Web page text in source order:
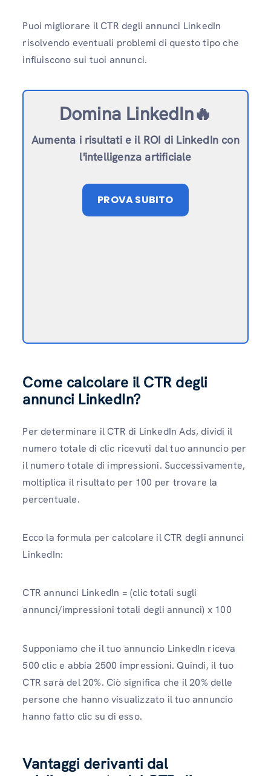
Puoi migliorare il CTR degli annunci LinkedIn
risolvendo eventuali problemi di questo tipo che
influiscono sui tuoi annunci.
Domina LinkedIn🔥
Aumenta i risultati e il ROI di LinkedIn con
l'intelligenza artificiale
PROVA SUBITO
Come calcolare il CTR degli
annunci LinkedIn?
Per determinare il CTR di LinkedIn Ads, dividi il
numero totale di clic ricevuti dal tuo annuncio per
il numero totale di impressioni. Successivamente,
moltiplica il risultato per 100 per trovare la
percentuale.
Ecco la formula per calcolare il CTR degli annunci
LinkedIn:
CTR annunci LinkedIn = (clic totali sugli
annunci/impressioni totali degli annunci) x 100
Supponiamo che il tuo annuncio LinkedIn riceva
500 clic e abbia 2500 impressioni. Quindi, il tuo
CTR sarà del 20%. Ciò significa che il 20% delle
persone che hanno visualizzato il tuo annuncio
hanno fatto clic su di esso.
Vantaggi derivanti dal